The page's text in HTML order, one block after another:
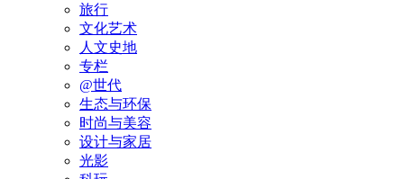
旅行
文化艺术
人文史地
专栏
@世代
生态与环保
时尚与美容
设计与家居
光影